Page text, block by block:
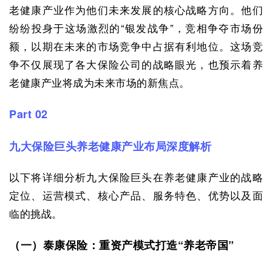
老健康产业作为他们未来发展的核心战略方向。他们
纷纷投身于这场激烈的“银发战争”，竞相争夺市场份
额，以期在未来的市场竞争中占据有利地位。这场竞
争不仅展现了各大保险公司的战略眼光，也预示着养
老健康产业将成为未来市场的新焦点。
Part 02
九大保险巨头养老健康产业布局深度解析
以下将详细分析九大保险巨头在养老健康产业的战略
定位、运营模式、核心产品、服务特色、优势以及面
临的挑战。
（一）泰康保险：重资产模式打造“养老帝国”